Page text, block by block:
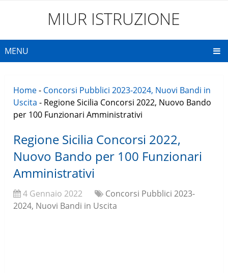
MIUR ISTRUZIONE
MENU
Home- Concorsi Pubblici 2023-2024, Nuovi Bandi in
Uscita - Regione Sicilia Concorsi 2022, Nuovo Bando
per 100 Funzionari Amministrativi
Regione Sicilia Concorsi 2022,
Nuovo Bando per 100 Funzionari
Amministrativi
4 Gennaio 2022
Concorsi Pubblici 2023-
2024, Nuovi Bandi in Uscita